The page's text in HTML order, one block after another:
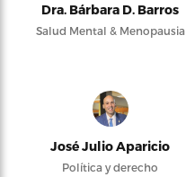
Dra. Bárbara D. Barros
Salud Mental & Menopausia
José Julio Aparicio
Política y derecho